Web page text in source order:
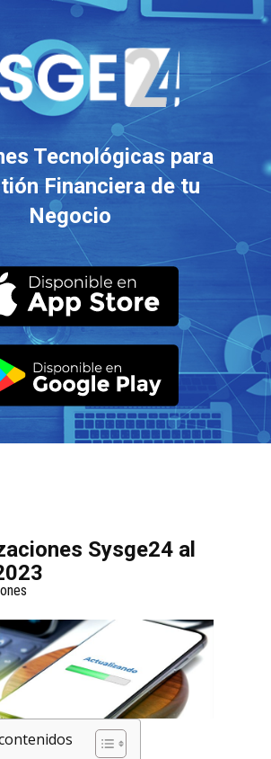
Tecnológicas para
Financiera de tu
Negocio
Sysge24 al